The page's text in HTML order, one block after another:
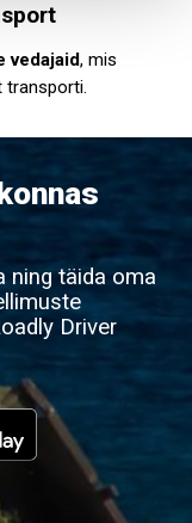
vedajaid, mis
transporti.
ning täida oma
Driver